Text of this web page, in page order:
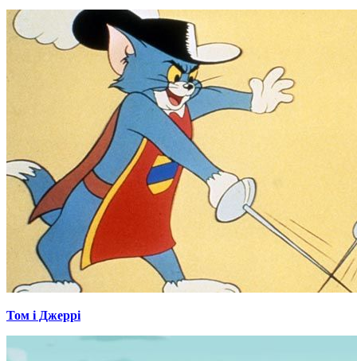
Том і Джеррі